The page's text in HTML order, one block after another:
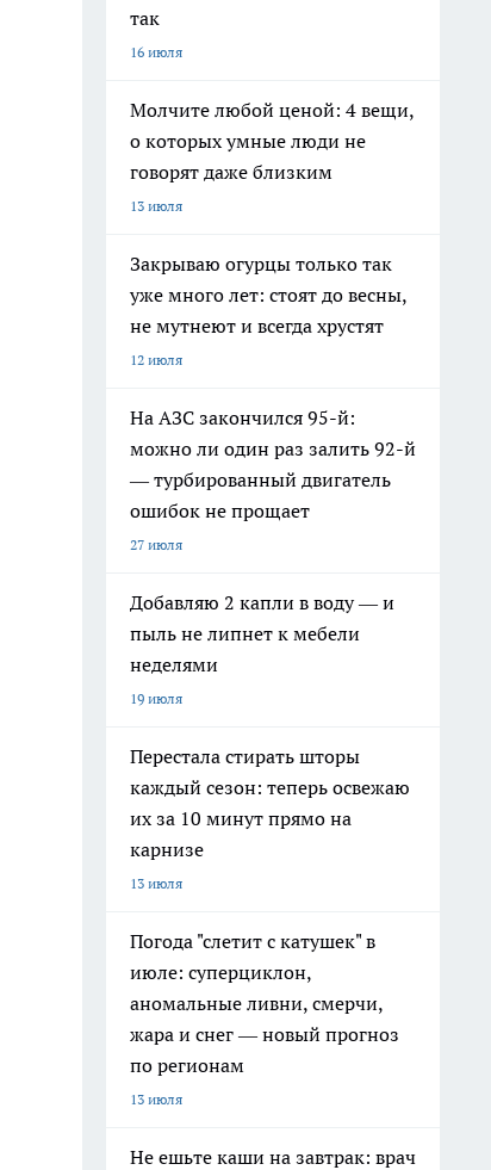
так
16 июля
Молчите любой ценой: 4 вещи,
о которых умные люди не
говорят даже близким
13 июля
Закрываю огурцы только так
уже много лет: стоят до весны,
не мутнеют и всегда хрустят
12 июля
На АЗС закончился 95-й:
можно ли один раз залить 92-й
— турбированный двигатель
ошибок не прощает
27 июля
Добавляю 2 капли в воду — и
пыль не липнет к мебели
неделями
19 июля
Перестала стирать шторы
каждый сезон: теперь освежаю
их за 10 минут прямо на
карнизе
13 июля
Погода "слетит с катушек" в
июле: суперциклон,
аномальные ливни, смерчи,
жара и снег — новый прогноз
по регионам
13 июля
Не ешьте каши на завтрак: врач